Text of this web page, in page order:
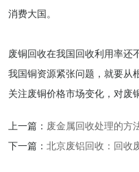
消费大国。
废铜回收在我国回收利用率还
我国铜资源紧张问题，就要从
关注废铜价格市场变化，对废
上一篇： 废金属回收处理的方
下一篇： 北京废铝回收：回收